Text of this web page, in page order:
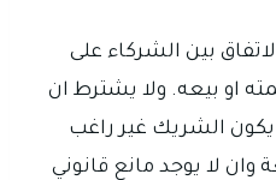
بين الشركاء على
او بيعه. ولا يشترط ان
يكون الشريك غير راغب
وان لا يوجد مانع قانوني